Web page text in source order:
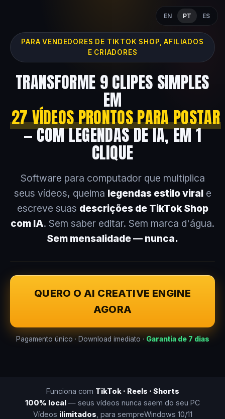
EN PT ES
PARA VENDEDORES DE TIKTOK SHOP, AFILIADOS
E CRIADORES
TRANSFORME 9 CLIPES SIMPLES
EM
27 VÍDEOS PRONTOS PARA POSTAR
— COM LEGENDAS DE IA, EM 1
CLIQUE
Software para computador que multiplica
seus vídeos, queima legendas estilo virale
escreve suas descrições de TikTok Shop
com IA. Sem saber editar. Sem marca d'água.
Sem mensalidade — nunca.
QUERO O AI CREATIVE ENGINE
AGORA
Pagamento único · Download imediato · Garantia de 7 dias
Funciona com TikTok · Reels · Shorts
100% local — seus vídeos nunca saem do seu PC
Vídeos ilimitados , para sempreWindows 10/11